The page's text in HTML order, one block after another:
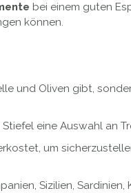
bei einem guten
können.
und Oliven gibt,
eine Auswahl an
um
Sizilien,